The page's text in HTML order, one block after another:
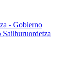
- Gobierno